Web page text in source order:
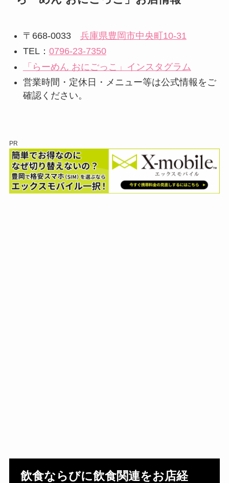
〒668-0033 兵庫県豊岡市中央町10-31
TEL： 0796-23-7350
「らーめん おにごっこ」インスタグラム
営業時間・定休日・メニュー等は公式情報をご
確認ください。
PR
飲食ならびに飲食関連をお店経